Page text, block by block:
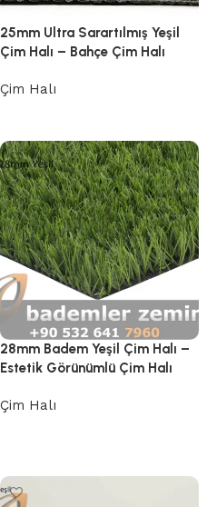
25mm Ultra Sarartılmış Yeşil
Çim Halı – Bahçe Çim Halı
Çim Halı
28mm Badem Yeşil Çim Halı –
Estetik Görünümlü Çim Halı
Çim Halı